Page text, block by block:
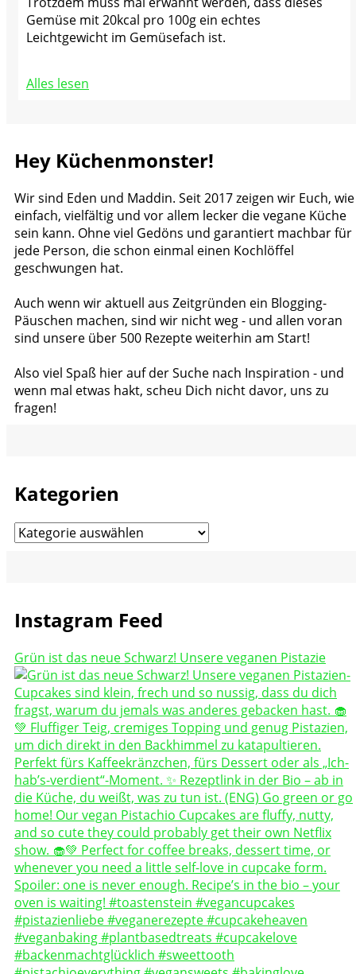
Gemüse mit 20kcal pro 100g ein echtes
Leichtgewicht im Gemüsefach ist.
Alles lesen
Hey Küchenmonster!
Wir sind Eden und Maddin. Seit 2017 zeigen wir Euch, wie
einfach, vielfältig und vor allem lecker die vegane Küche
sein kann. Ohne viel Gedöns und garantiert machbar für
jede Person, die schon einmal einen Kochlöffel
geschwungen hat.
Auch wenn wir aktuell aus Zeitgründen ein Blogging-
Päuschen machen, sind wir nicht weg - und allen voran
sind unsere über 500 Rezepte weiterhin am Start!
Also viel Spaß hier auf der Suche nach Inspiration - und
wenn mal etwas hakt, scheu Dich nicht davor, uns zu
fragen!
Kategorien
Kategorien
Instagram Feed
Grün ist das neue Schwarz! Unsere veganen Pistazie